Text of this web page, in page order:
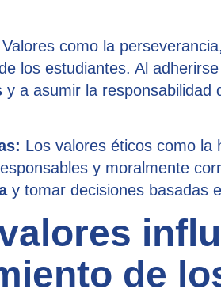
Valores como la
los estudiantes. Al
y a asumir la responsabilidad
Los valores éticos como la
y moralmente
y tomar decisiones basadas
de